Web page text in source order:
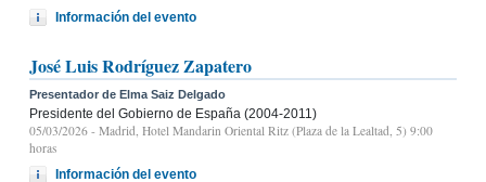
Información del evento
José Luis Rodríguez Zapatero
Presentador de Elma Saiz Delgado
Presidente del Gobierno de España (2004-2011)
05/03/2026 - Madrid, Hotel Mandarin Oriental Ritz (Plaza de la Lealtad, 5) 9:00
horas
Información del evento